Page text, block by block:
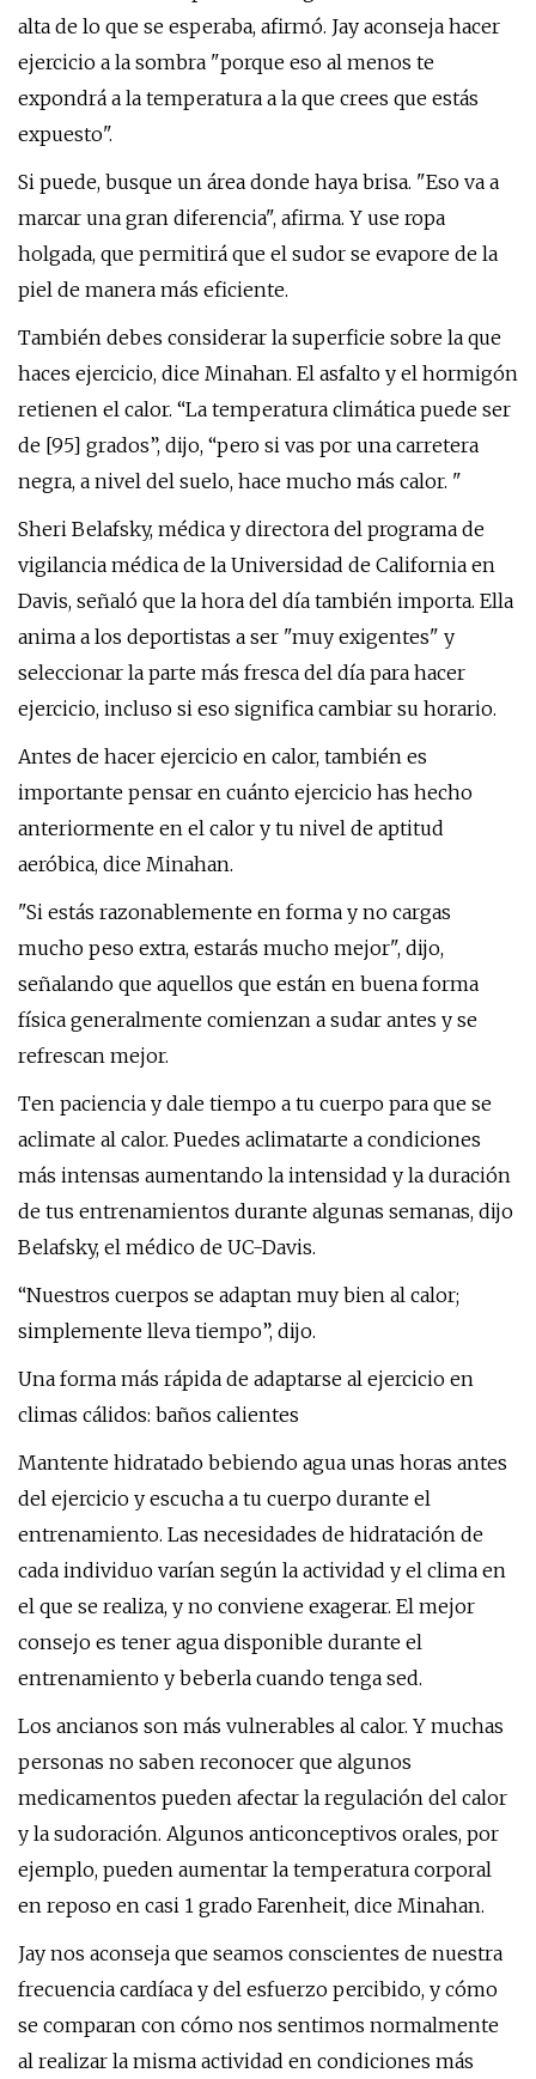
alta de lo que se esperaba, afirmó. Jay aconseja hacer
ejercicio a la sombra "porque eso al menos te
expondrá a la temperatura a la que crees que estás
expuesto".
Si puede, busque un área donde haya brisa. "Eso va a
marcar una gran diferencia", afirma. Y use ropa
holgada, que permitirá que el sudor se evapore de la
piel de manera más eficiente.
También debes considerar la superficie sobre la que
haces ejercicio, dice Minahan. El asfalto y el hormigón
retienen el calor. “La temperatura climática puede ser
de [95] grados”, dijo, “pero si vas por una carretera
negra, a nivel del suelo, hace mucho más calor. "
Sheri Belafsky, médica y directora del programa de
vigilancia médica de la Universidad de California en
Davis, señaló que la hora del día también importa. Ella
anima a los deportistas a ser "muy exigentes" y
seleccionar la parte más fresca del día para hacer
ejercicio, incluso si eso significa cambiar su horario.
Antes de hacer ejercicio en calor, también es
importante pensar en cuánto ejercicio has hecho
anteriormente en el calor y tu nivel de aptitud
aeróbica, dice Minahan.
"Si estás razonablemente en forma y no cargas
mucho peso extra, estarás mucho mejor", dijo,
señalando que aquellos que están en buena forma
física generalmente comienzan a sudar antes y se
refrescan mejor.
Ten paciencia y dale tiempo a tu cuerpo para que se
aclimate al calor. Puedes aclimatarte a condiciones
más intensas aumentando la intensidad y la duración
de tus entrenamientos durante algunas semanas, dijo
Belafsky, el médico de UC-Davis.
“Nuestros cuerpos se adaptan muy bien al calor;
simplemente lleva tiempo”, dijo.
Una forma más rápida de adaptarse al ejercicio en
climas cálidos: baños calientes
Mantente hidratado bebiendo agua unas horas antes
del ejercicio y escucha a tu cuerpo durante el
entrenamiento. Las necesidades de hidratación de
cada individuo varían según la actividad y el clima en
el que se realiza, y no conviene exagerar. El mejor
consejo es tener agua disponible durante el
entrenamiento y beberla cuando tenga sed.
Los ancianos son más vulnerables al calor. Y muchas
personas no saben reconocer que algunos
medicamentos pueden afectar la regulación del calor
y la sudoración. Algunos anticonceptivos orales, por
ejemplo, pueden aumentar la temperatura corporal
en reposo en casi 1 grado Farenheit, dice Minahan.
Jay nos aconseja que seamos conscientes de nuestra
frecuencia cardíaca y del esfuerzo percibido, y cómo
se comparan con cómo nos sentimos normalmente
al realizar la misma actividad en condiciones más